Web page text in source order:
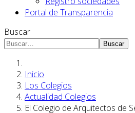
Portal de Transparencia
Buscar
Buscar
Inicio
Los Colegios
Actualidad Colegios
El Colegio de Arquitectos de